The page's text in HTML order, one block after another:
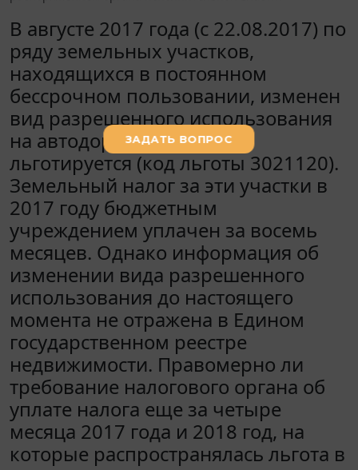
В августе 2017 года (с 22.08.2017) по
ряду земельных участков,
находящихся в постоянном
бессрочном пользовании, изменен
вид разрешенного использования
на автодороги, который
льготируется (код льготы 3021120).
Земельный налог за эти участки в
2017 году бюджетным
учреждением уплачен за восемь
месяцев. Однако информация об
изменении вида разрешенного
использования до настоящего
момента не отражена в Едином
государственном реестре
недвижимости. Правомерно ли
требование налогового органа об
уплате налога еще за четыре
месяца 2017 года и 2018 год, на
которые распространялась льгота в